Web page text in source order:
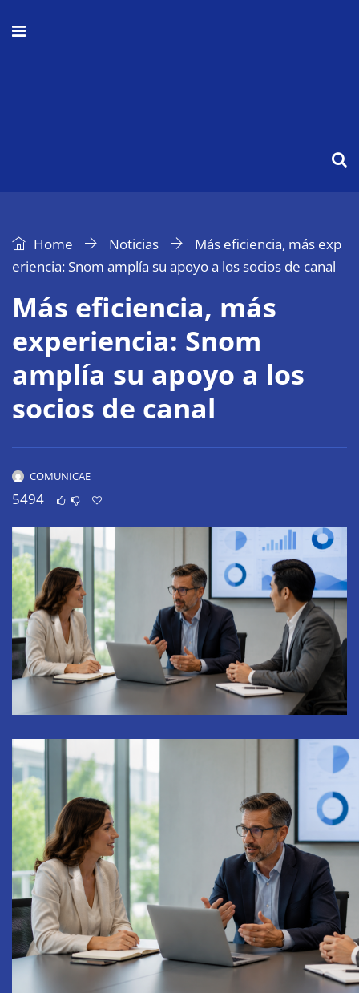
Home Noticias
Más eficiencia, más exp
eriencia: Snom amplía su apoyo a los socios de canal
Más eficiencia, más
experiencia: Snom
amplía su apoyo a los
socios de canal
COMUNICAE
5494